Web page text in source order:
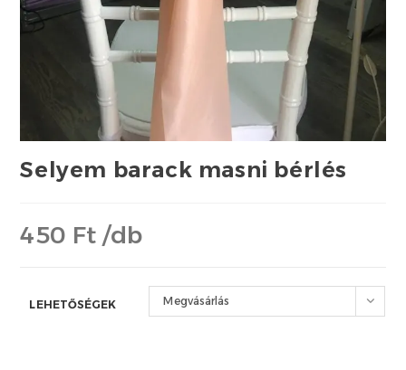
Selyem barack masni bérlés
450 Ft /db
LEHETŐSÉGEK Megvásárlás